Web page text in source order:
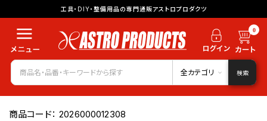
工具・DIY・整備用品の専門通販アストロプロダクツ
0
全カテゴリ 検索
商品コード：2026000012308